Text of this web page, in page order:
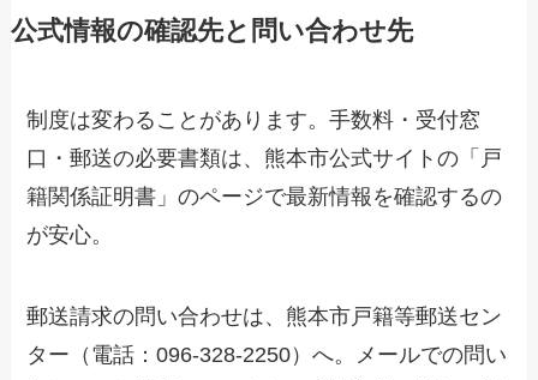
公式情報の確認先と問い合わせ先
制度は変わることがあります。手数料・受付窓
口・郵送の必要書類は、熊本市公式サイトの「戸
籍関係証明書」のページで最新情報を確認するの
が安心。
郵送請求の問い合わせは、熊本市戸籍等郵送セン
ター（電話：096-328-2250）へ。メールでの問い